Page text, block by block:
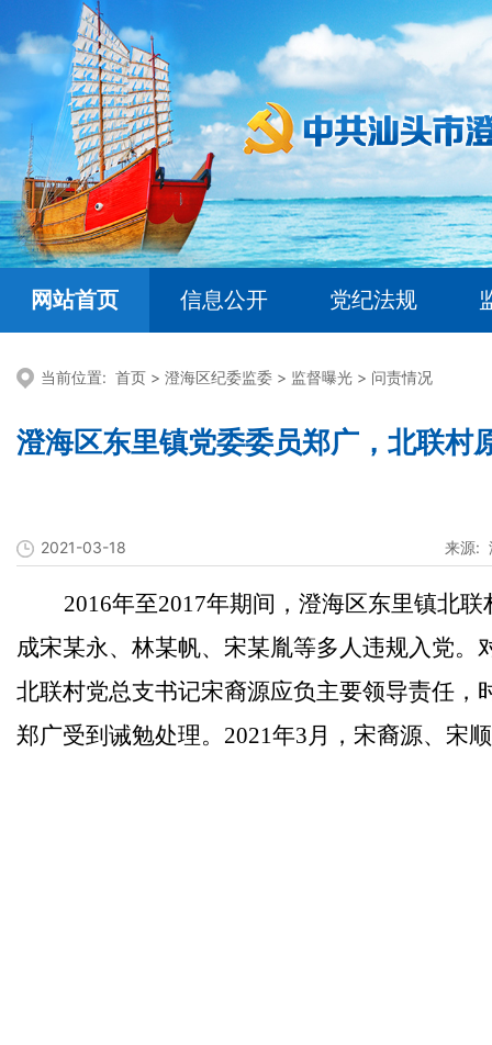
网站首页 信息公开 党纪法规
当前位置: 首页 > 澄海区纪委监委 > 监督曝光 > 问责情况
澄海区东里镇党委委员郑广，北联村
2021-03-18 来源:
2016年至2017年期间，澄海区东里镇北
成宋某永、林某帆、宋某胤等多人违规入党
北联村党总支书记宋裔源应负主要领导责任
郑广受到诫勉处理。 2021年3 月，宋裔源、宋